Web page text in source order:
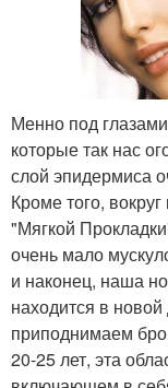
Менно под
которые так нас
слой эпидермиса
Кроме того,
"Мягкой
очень мало
и наконец, наша
находится в
приподнимаем
20-25 лет, эта